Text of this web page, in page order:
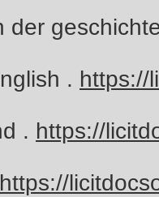
der
. https://
. https://
https://